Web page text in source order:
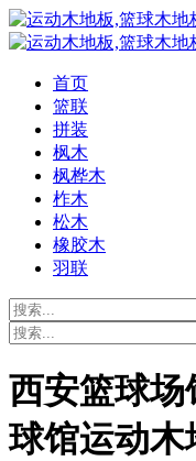
首页
篮联
拼装
枫木
枫桦木
柞木
松木
橡胶木
羽联
西安篮球
球馆运动木